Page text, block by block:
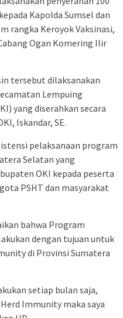
Kapolda Sumsel dan
rangka Keroyok Vaksinasi,
Ogan Komering Ilir
tersebut dilaksanakan
Lempuing
yang diserahkan secara
Iskandar, SE.
pelaksanaan program
Selatan yang
OKI kepada peserta
PSHT dan masyarakat
bahwa Program
dengan tujuan untuk
di Provinsi Sumatera
setiap bulan saja,
Immunity maka saya